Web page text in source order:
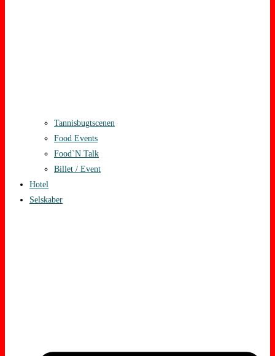
Tannisbugtscenen
Food Events
Food`N Talk
Billet / Event
Hotel
Selskaber